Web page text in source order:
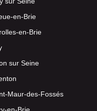
en-Brie
en-Brie
sur Seine
Maur-des-Fossés